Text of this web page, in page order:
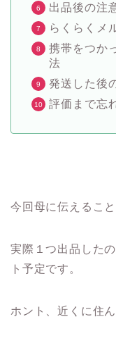
出品後の注
らくらくメ
携帯をつか
法
発送した後
評価まで忘
今回母に伝えるこ
実際１つ出品した
ト予定です。
ホント、近くに住